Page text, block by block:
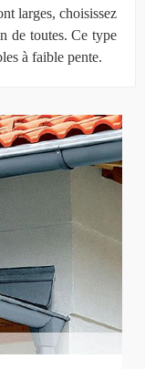
larges, choisissez
de toutes. Ce type
à faible pente.